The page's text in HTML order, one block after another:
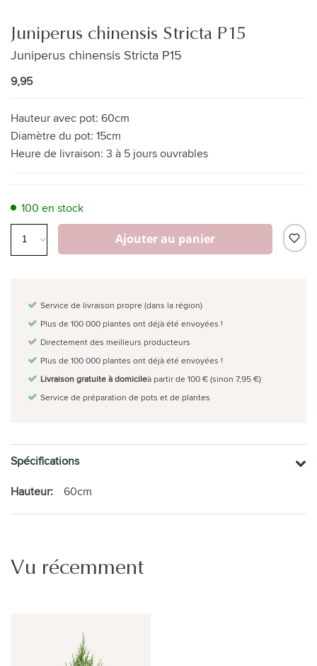
Juniperus chinensis Stricta P15
Juniperus chinensis Stricta P15
9,95
Hauteur avec pot: 60cm
Diamètre du pot: 15cm
Heure de livraison: 3 à 5 jours ouvrables
100 en stock
Ajouter au panier
Service de livraison propre (dans la région)
Plus de 100 000 plantes ont déjà été envoyées !
Directement des meilleurs producteurs
Plus de 100 000 plantes ont déjà été envoyées !
Livraison gratuite à domicileà partir de 100 € (sinon 7,95 €)
Service de préparation de pots et de plantes
Spécifications
Hauteur:
60cm
Vu récemment